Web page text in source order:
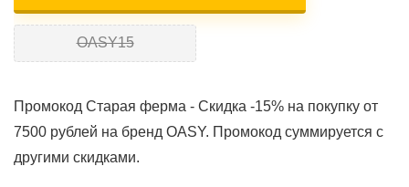
OASY15
Промокод Старая ферма - Скидка -15% на покупку от
7500 рублей на бренд OASY. Промокод суммируется с
другими скидками.